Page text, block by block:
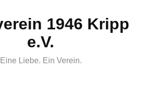
1946 Kripp
e.V.
Eine Liebe. Ein Verein.